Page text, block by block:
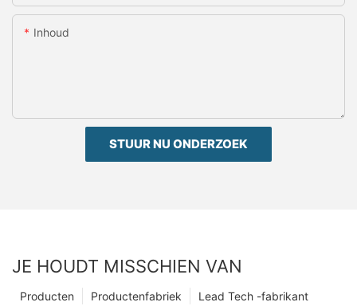
Inhoud
STUUR NU ONDERZOEK
JE HOUDT MISSCHIEN VAN
Lead Tech -fabrikant
Productenfabriek
Producten